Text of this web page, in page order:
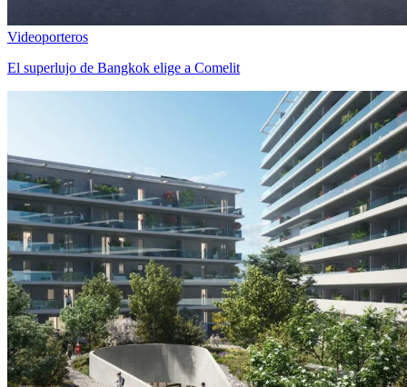
Videoporteros
El superlujo de Bangkok elige a Comelit